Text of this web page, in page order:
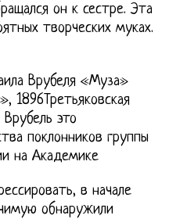
он к сестре. Эта
творческих муках.
Врубеля «Муза»
1896Третьяковская
это
поклонников группы
на Академике
в начале
обнаружили